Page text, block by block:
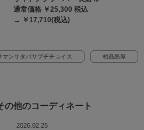
通常価格 ￥25,300 税込
→ ￥17,710(税込)
マンサタバサプチチョイス 柏髙島屋
の他のコーディネート
2026.02.25